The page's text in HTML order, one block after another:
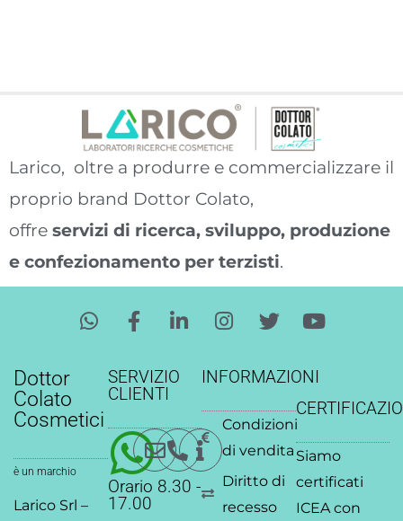
Larico, oltre a produrre e commercializzare il
proprio brand Dottor Colato,
offre servizi di ricerca, sviluppo, produzione
e confezionamento per terzisti.
W
h
a
p
p
F
a
e
b
o
k
-
f
i
k
i
n
-
i
I
n
t
g
r
a
m
T
w
t
e
r
Y
o
t
b
Dottor
Colato
Cosmetici
è un marchio
Larico Srl –
SERVIZIO
CLIENTI
Orario 8.30 -
17.00
INFORMAZIONI
Condizioni
di vendita
Diritto di
recesso
Siamo
certificati
ICEAcon